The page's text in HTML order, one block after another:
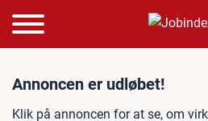
Jobannonce:
Annoncen er udløbet!
Klik på annoncen for at se, om